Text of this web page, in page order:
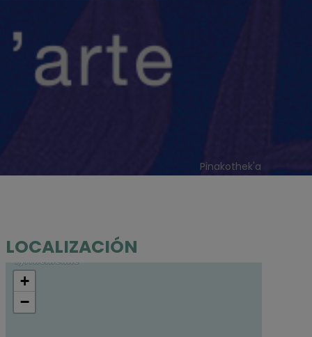
Pinakothek'a
LOCALIZACIÓN
+
−